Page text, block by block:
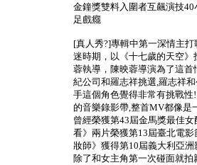
金鐘獎雙料入圍者互飆演技
足戲癮
[真人秀?]專輯中第一深情主
迷時期，以《十七歲的天空
蓉執導，陳映蓉導演為了這
紀公司和羅志祥挑選,羅志祥
手這個角色覺得非常有挑戰
的音樂錄影帶,整首MV都像是
曾經榮獲第43屆金馬獎最佳
看》兩片榮獲第13屆臺北電
妝師》獲得第10屆義大利亞
除了和女主角第一次碰面就